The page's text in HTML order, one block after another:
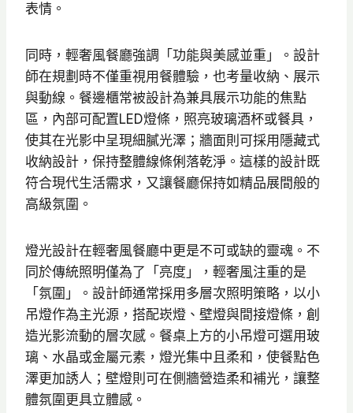
表情。
同時，輕奢風餐廳強調「功能與美感並重」。設計
師在規劃時不僅重視用餐體驗，也考量收納、展示
與動線。餐邊櫃常被設計為兼具展示功能的焦點
區，內部可配置LED燈條，照亮玻璃酒杯或餐具，
使其在光影中呈現細膩光澤；牆面則可採用隱藏式
收納設計，保持整體線條俐落乾淨。這樣的設計既
符合現代生活需求，又讓餐廳保持如精品展間般的
高級氛圍。
燈光設計在輕奢風餐廳中更是不可或缺的靈魂。不
同於傳統照明僅為了「亮度」，輕奢風注重的是
「氛圍」。設計師通常採用多層次照明策略，以小
吊燈作為主光源，搭配崁燈、壁燈與間接燈條，創
造光影流動的層次感。餐桌上方的小吊燈可選用玻
璃、水晶或金屬元素，燈光集中且柔和，使餐點色
澤更加誘人；壁燈則可在側牆營造柔和補光，讓整
體氛圍更具立體感。